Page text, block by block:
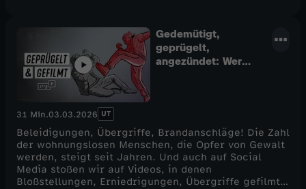
all das geschieht zum Großteil ohne das
Einverständnis der Frauen. Die STRG_F
Reporterinnen Kim Eckert und Mette Marit Olsson
haben einen solchen Tributer ausfindig gemacht. Sie
versuchen mit ihm zu sprechen und mit einer der
Betroffenen – seiner eigenen Stiefschwester.
Gedemütigt,
geprügelt,
angezündet: Wer
31 Min.03.03.2026 UT
Beleidigungen, Übergriffe, Brandanschläge! Die Zahl
der wohnungslosen Menschen, die Opfer von Gewalt
werden, steigt seit Jahren. Und auch auf Social
Media stoßen wir auf Videos, in denen
Bloßstellungen, Erniedrigungen, Übergriffe gefilmt